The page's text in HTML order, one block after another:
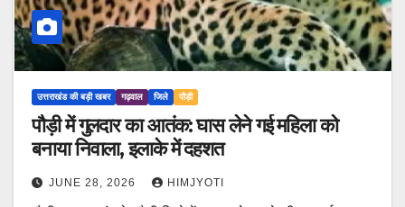
उत्तराखंड की बड़ी खबर गढ़वाल जिले पौड़ी
पौड़ी में गुलदार का आतंक: घास लेने गई महिला को
बनाया निवाला, इलाके में दहशत
JUNE 28, 2026 HIMJYOTI